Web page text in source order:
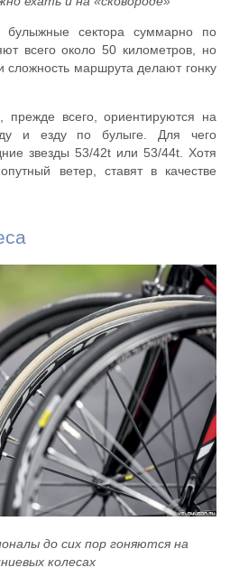
сектора суммарно по
всего около 50 километров, но
маршрута делают гонку
прежде всего, ориентируются на
и езду по булыге. Для чего
звезды 53/42t или 53/44t. Хотя
ветер, ставят в качестве
до сих пор гоняются на
колесах